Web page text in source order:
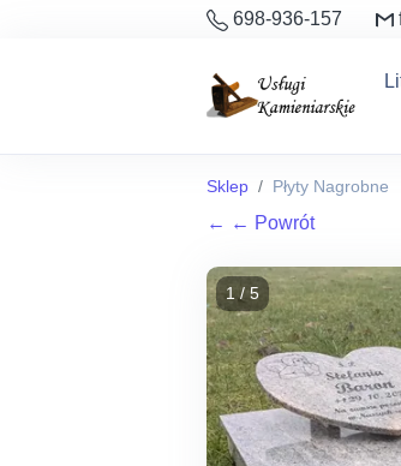
698-936-157
Sklep Płyty Nagrobne
← ← Powrót
1 / 5